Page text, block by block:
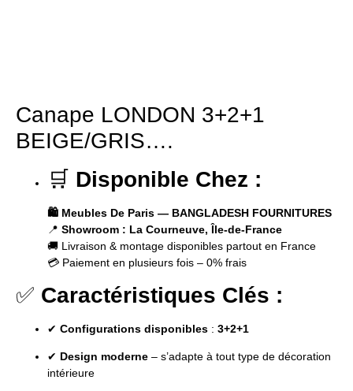
Canape LONDON 3+2+1
BEIGE/GRIS….
🛒 Disponible Chez :
🛍️ Meubles De Paris — BANGLADESH FOURNITURES
📍 Showroom : La Courneuve, Île-de-France
🚚 Livraison & montage disponibles partout en France
💳 Paiement en plusieurs fois – 0% frais
✅ Caractéristiques Clés :
✔ Configurations disponibles : 3+2+1
✔ Design moderne – s’adapte à tout type de décoration
intérieure